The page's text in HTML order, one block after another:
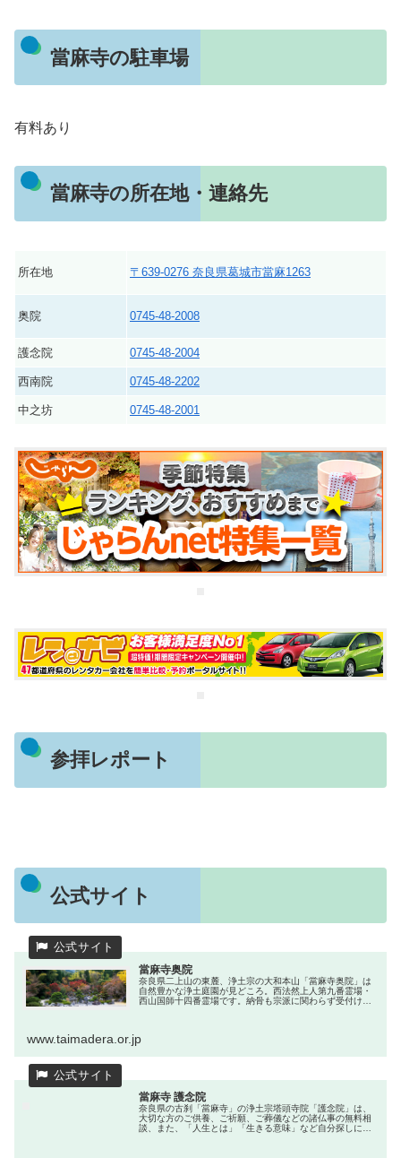
當麻寺の駐車場
有料あり
當麻寺の所在地・連絡先
所在地 〒639-0276 奈良県葛城市當麻1263
奥院 0745-48-2008
護念院 0745-48-2004
西南院 0745-48-2202
中之坊 0745-48-2001
参拝レポート
公式サイト
當麻寺奥院
奈良県二上山の東麓、浄土宗の大和本山「當麻寺奥院」は
自然豊かな浄土庭園が見どころ。西法然上人第九番霊場・
西山国師十四番霊場です。納骨も宗派に関わらず受付けて
www.taimadera.or.jp
當麻寺 護念院
奈良県の古刹「當麻寺」の浄土宗塔頭寺院「護念院」は、
大切な方のご供養、ご祈願、ご葬儀などの諸仏事の無料相
談、また、「人生とは」「生きる意味」など自分探しにつ